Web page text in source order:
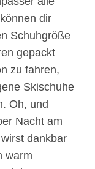
dir
Schuhgröße
gepackt
zu fahren,
Skischuhe
Oh, und
Nacht am
dankbar
warm